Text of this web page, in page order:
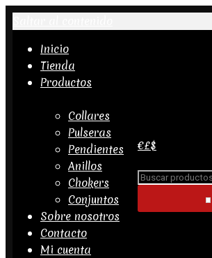
Inicio
Tienda
Productos
Collares
Pulseras
Pendientes
Anillos
Chokers
Conjuntos
Sobre nosotros
Contacto
Mi cuenta
€£$
Buscar...
CATEGORÍAS DE PRODUCTO
Anillos
Collares
Conjuntos
Pendientes
Pulseras